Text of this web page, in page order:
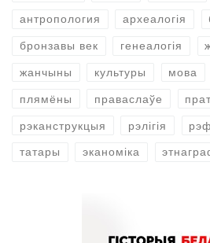
антропология археалогія
бронзавы век генеалогія
жанчыны культуры мова
плямёны праваслаўе
рэканструкцыя рэлігія
татары эканоміка